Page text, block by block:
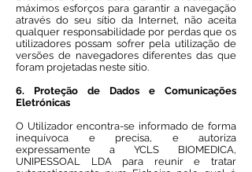
máximos esforços para garantir a navegação
através do seu sítio da Internet, não aceita
qualquer responsabilidade por perdas que os
utilizadores possam sofrer pela utilização de
versões de navegadores diferentes das que
foram projetadas neste sítio.
6. Proteção de Dados e Comunicações
Eletrónicas
O Utilizador encontra-se informado de forma
inequívoca e precisa, e autoriza
expressamente a YCLS BIOMEDICA,
UNIPESSOAL LDA para reunir e tratar